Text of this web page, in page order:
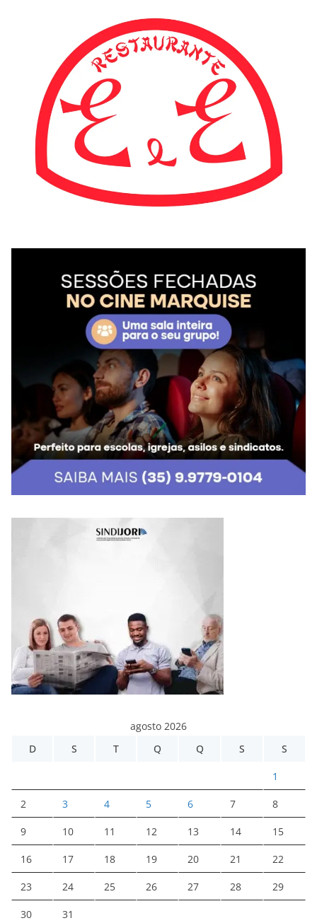
agosto 2026
D
S T Q Q S S
1
2 3 4 5 6 7 8
9 10 11 12 13 14 15
16 17 18 19 20 21 22
23 24 25 26 27 28 29
30 31